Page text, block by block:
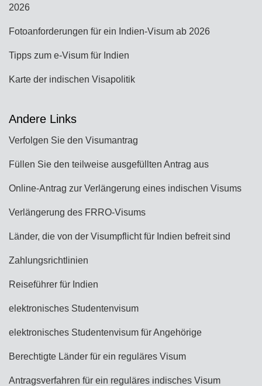
2026
Fotoanforderungen für ein Indien-Visum ab 2026
Tipps zum e-Visum für Indien
Karte der indischen Visapolitik
Andere Links
Verfolgen Sie den Visumantrag
Füllen Sie den teilweise ausgefüllten Antrag aus
Online-Antrag zur Verlängerung eines indischen Visums
Verlängerung des FRRO-Visums
Länder, die von der Visumpflicht für Indien befreit sind
Zahlungsrichtlinien
Reiseführer für Indien
elektronisches Studentenvisum
elektronisches Studentenvisum für Angehörige
Berechtigte Länder für ein reguläres Visum
Antragsverfahren für ein reguläres indisches Visum